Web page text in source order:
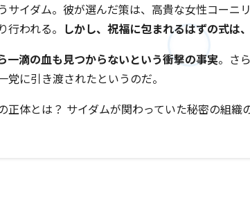
イダム。彼が選んだ策は、高貴な女性コーニ
われる。 しかし、祝福に包まれるはずの式は
一滴の血も見つからないという衝撃の事実。さ
に引き渡されたというのだ。
体とは？ サイダムが関わっていた秘密の組